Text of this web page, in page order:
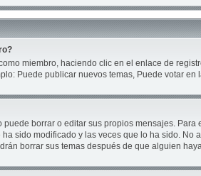
miembro, haciendo clic en el enlace de
Puede publicar nuevos temas, Puede votar en
borrar o editar sus propios mensajes.
sido modificado y las veces que lo ha sido.
borrar sus temas después de que alguien